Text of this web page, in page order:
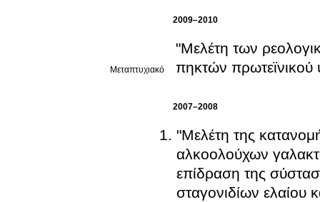
2009–2010
Μεταπτυχιακό
"Μελέτη των
πηκτών
2007–2008
"Μελέτη της
αλκοολούχων
επίδραση της
σταγονιδίων ελαίου